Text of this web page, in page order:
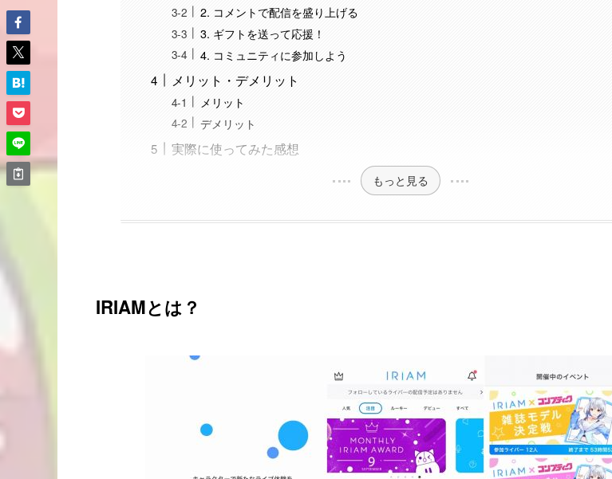
2. コメントで配信を盛り上げる
3. ギフトを送って応援！
4. コミュニティに参加しよう
メリット・デメリット
メリット
デメリット
実際に使ってみた感想
もっと見る
IRIAMとは？